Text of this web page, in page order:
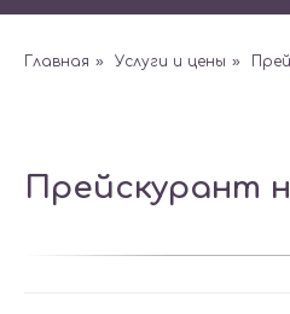
Главная » Услуги и цены »
Прейскурант